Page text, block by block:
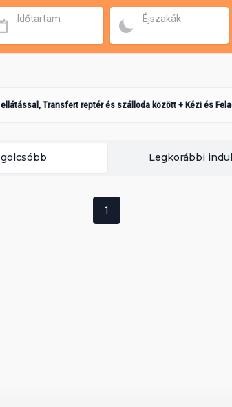
Időtartam Éjszakák
Transfert reptér és szálloda között + Kézi és
Legkorábbi
1